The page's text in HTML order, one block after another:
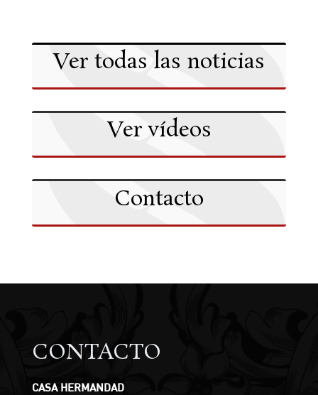
Ver todas las noticias
Ver vídeos
Contacto
CONTACTO
CASA HERMANDAD